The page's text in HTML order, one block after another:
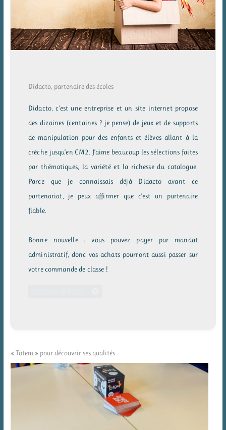
Didacto, partenaire des écoles
Didacto, c’est une entreprise et un site internet propose
des dizaines (centaines ? je pense) de jeux et de supports
de manipulation pour des enfants et élèves allant à la
crèche jusqu’en CM2. J’aime beaucoup les sélections faites
par thématiques, la variété et la richesse du catalogue.
Parce que je connaissais déjà Didacto avant ce
partenariat, je peux affirmer que c’est un partenaire
fiable.
Bonne nouvelle : vous pouvez payer par mandat
administratif, donc vos achats pourront aussi passer sur
votre commande de classe !
« Totem » pour découvrir ses qualités